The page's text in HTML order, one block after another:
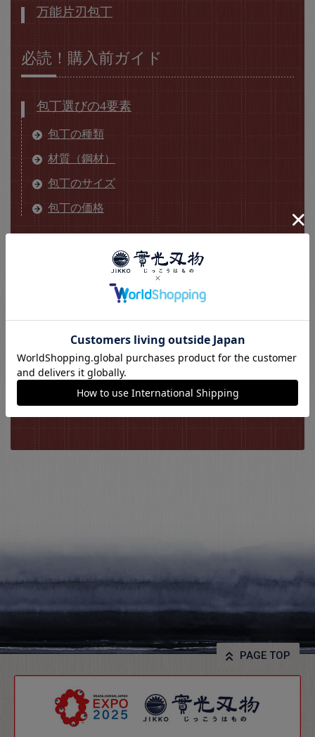
万能片刃包丁
必読！購入前ガイド
包丁選びの4要素
包丁の種類
材質（鋼材）
包丁のサイズ
包丁の価格
その他の情報
包丁の動画解説
包丁のQ&A
包丁用語集
PAGE TOP